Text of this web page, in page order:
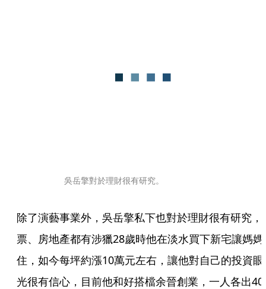
吳岳擎對於理財很有研究。
除了演藝事業外，吳岳擎私下也對於理財很有研究，
票、房地產都有涉獵28歲時他在淡水買下新宅讓媽媽
住，如今每坪約漲10萬元左右，讓他對自己的投資眼
光很有信心，目前他和好搭檔余晉創業，一人各出40